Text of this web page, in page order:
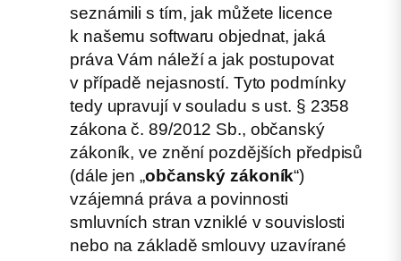
seznámili s tím, jak můžete licence
k našemu softwaru objednat, jaká
práva Vám náleží a jak postupovat
v případě nejasností. Tyto podmínky
tedy upravují v souladu s ust. § 2358
zákona č. 89/2012 Sb., občanský
zákoník, ve znění pozdějších předpisů
(dále jen „občanský zákoník“)
vzájemná práva a povinnosti
smluvních stran vzniklé v souvislosti
nebo na základě smlouvy uzavírané